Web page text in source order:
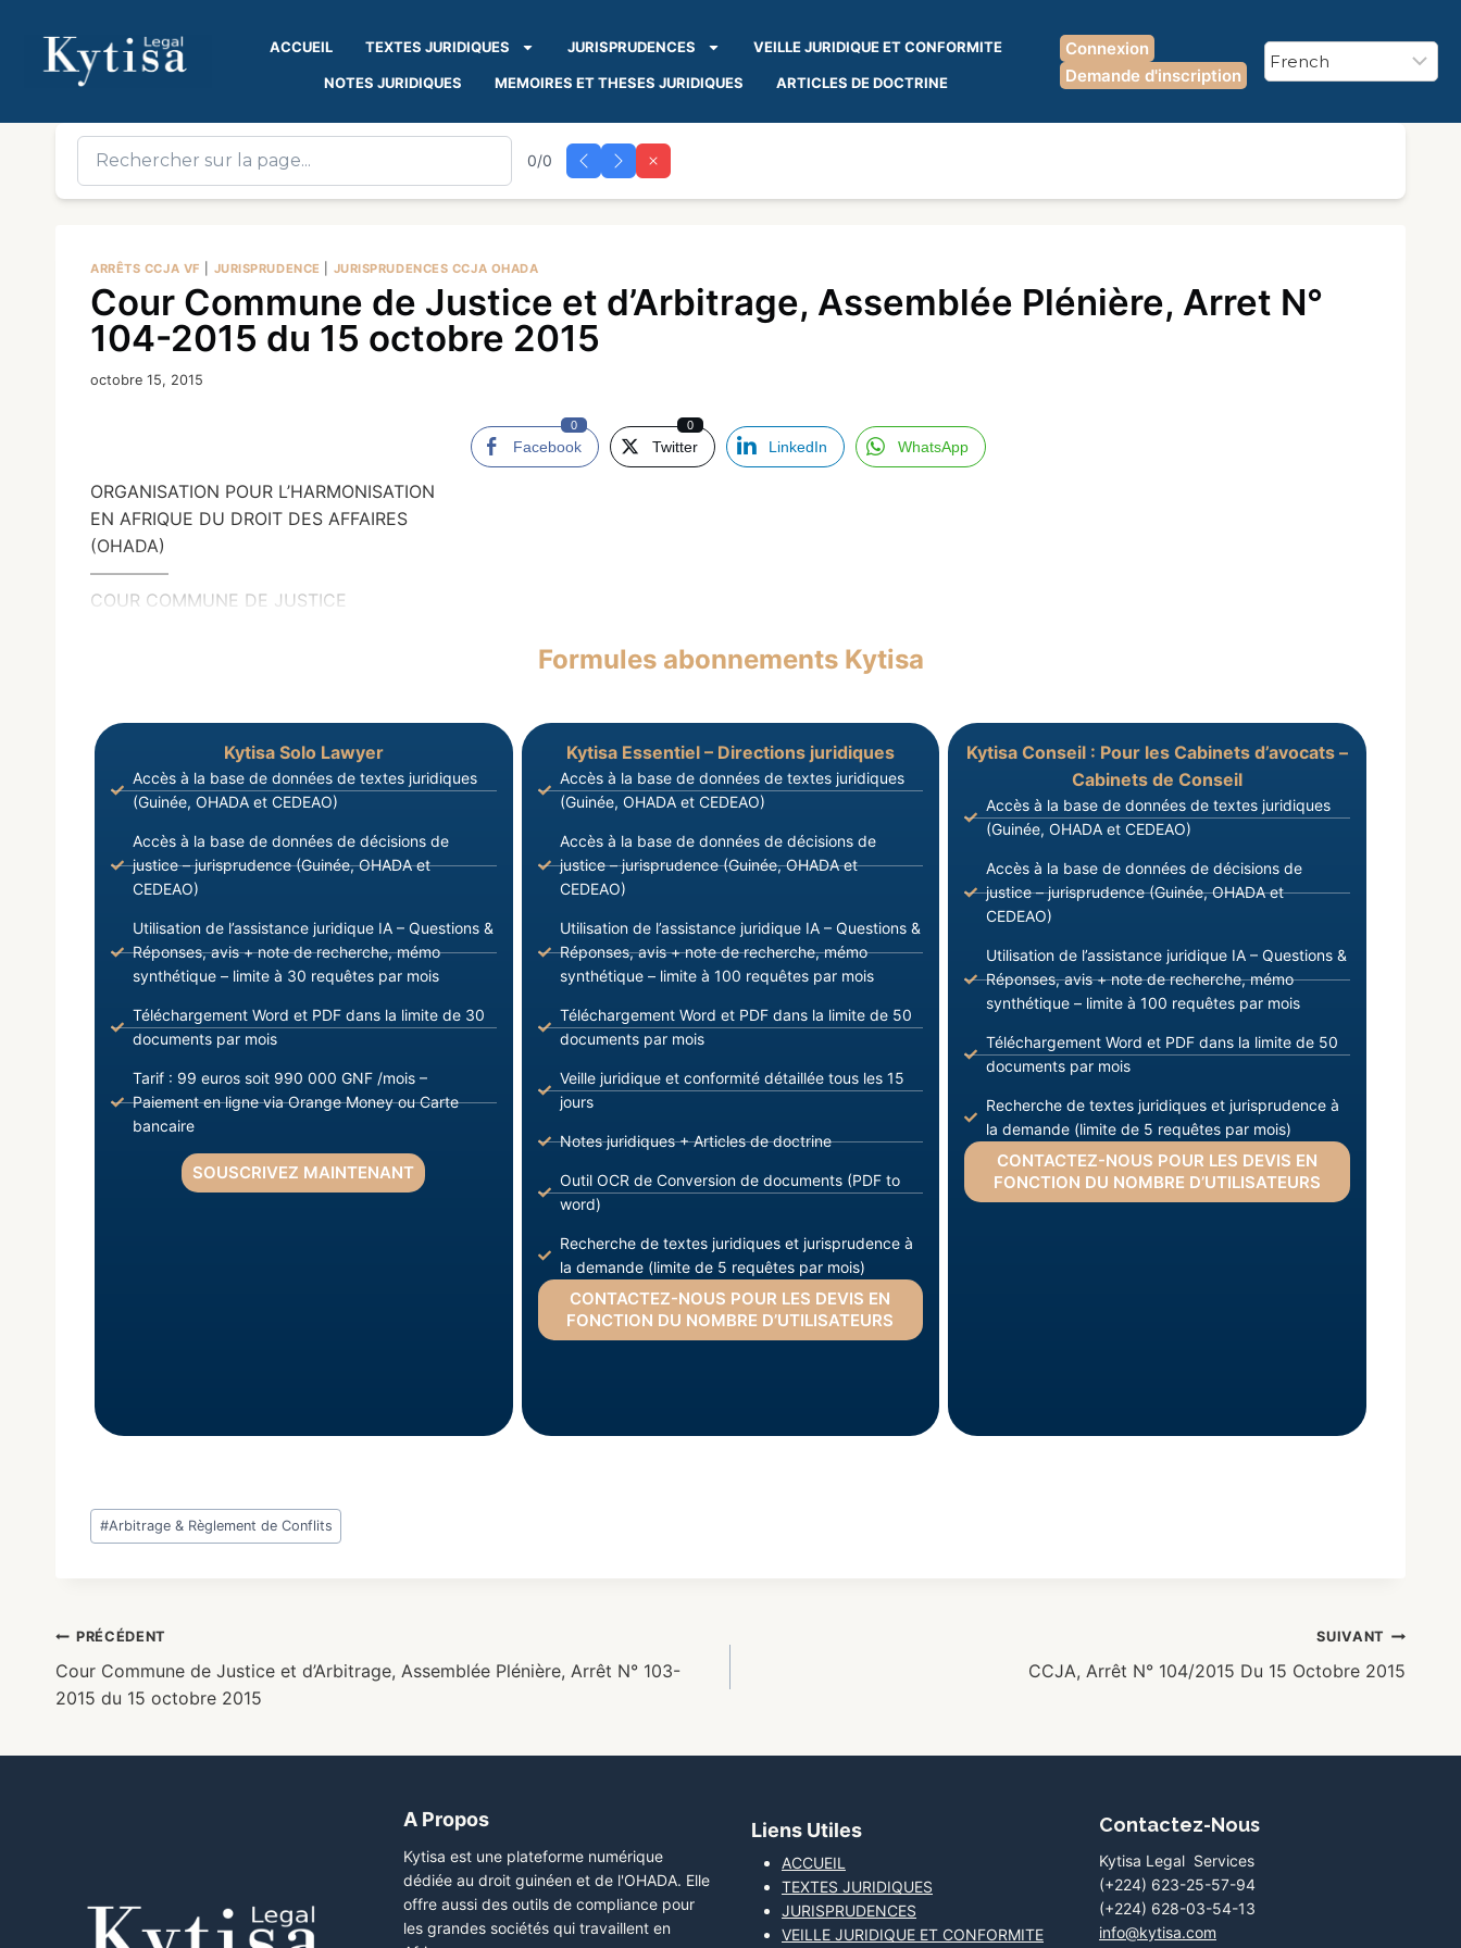
ACCUEIL TEXTES JURIDIQUES JURISPRUDENCES VEILLE JURIDIQUE ET CONFORMITE
NOTES JURIDIQUES MEMOIRES ET THESES JURIDIQUES ARTICLES DE DOCTRINE
Connexion
Demande d'inscription
0/0
ARRÊTS CCJA VF JURISPRUDENCE JURISPRUDENCES CCJA OHADA
Cour Commune de Justice et d’Arbitrage, Assemblée Plénière, Arret N°
104-2015 du 15 octobre 2015
octobre 15, 2015
Facebook
0
Twitter
0
LinkedIn WhatsApp
ORGANISATION POUR L’HARMONISATION
EN AFRIQUE DU DROIT DES AFFAIRES
(OHADA)
————–
COUR COMMUNE DE JUSTICE
Formules abonnements Kytisa
Kytisa Solo Lawyer
Accès à la base de données de textes juridiques
(Guinée, OHADA et CEDEAO)
Accès à la base de données de décisions de
justice – jurisprudence (Guinée, OHADA et
CEDEAO)
Utilisation de l’assistance juridique IA – Questions &
Réponses, avis + note de recherche, mémo
synthétique – limite à 30 requêtes par mois
Téléchargement Word et PDF dans la limite de 30
documents par mois
Tarif : 99 euros soit 990 000 GNF /mois –
Paiement en ligne via Orange Money ou Carte
bancaire
SOUSCRIVEZ MAINTENANT
Kytisa Essentiel – Directions juridiques
Accès à la base de données de textes juridiques
(Guinée, OHADA et CEDEAO)
Accès à la base de données de décisions de
justice – jurisprudence (Guinée, OHADA et
CEDEAO)
Utilisation de l’assistance juridique IA – Questions &
Réponses, avis + note de recherche, mémo
synthétique – limite à 100 requêtes par mois
Téléchargement Word et PDF dans la limite de 50
documents par mois
Veille juridique et conformité détaillée tous les 15
jours
Notes juridiques + Articles de doctrine
Outil OCR de Conversion de documents (PDF to
word)
Recherche de textes juridiques et jurisprudence à
la demande (limite de 5 requêtes par mois)
CONTACTEZ-NOUS POUR LES DEVIS EN
FONCTION DU NOMBRE D’UTILISATEURS
Kytisa Conseil : Pour les Cabinets d’avocats –
Cabinets de Conseil
Accès à la base de données de textes juridiques
(Guinée, OHADA et CEDEAO)
Accès à la base de données de décisions de
justice – jurisprudence (Guinée, OHADA et
CEDEAO)
Utilisation de l’assistance juridique IA – Questions &
Réponses, avis + note de recherche, mémo
synthétique – limite à 100 requêtes par mois
Téléchargement Word et PDF dans la limite de 50
documents par mois
Recherche de textes juridiques et jurisprudence à
la demande (limite de 5 requêtes par mois)
CONTACTEZ-NOUS POUR LES DEVIS EN
FONCTION DU NOMBRE D’UTILISATEURS
#Arbitrage & Règlement de Conflits
PRÉCÉDENT
Cour Commune de Justice et d’Arbitrage, Assemblée Plénière, Arrêt N° 103-
2015 du 15 octobre 2015
SUIVANT
CCJA, Arrêt N° 104/2015 Du 15 Octobre 2015
A Propos
Kytisa est une plateforme numérique
dédiée au droit guinéen et de l'OHADA. Elle
offre aussi des outils de compliance pour
les grandes sociétés qui travaillent en
Liens Utiles
ACCUEIL
TEXTES JURIDIQUES
JURISPRUDENCES
VEILLE JURIDIQUE ET CONFORMITE
Contactez-Nous
Kytisa Legal Services
(+224) 623-25-57-94
(+224) 628-03-54-13
info@kytisa.com